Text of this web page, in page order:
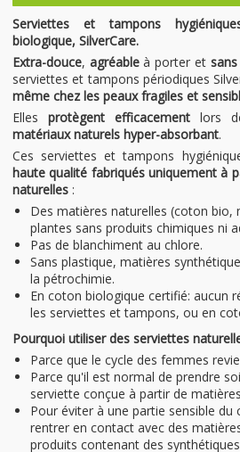
Serviettes et tampons
biologique, SilverCare.
Extra-douce, agréableà porter et
serviettes et tampons périodiques
même chez les peaux fragiles et
Elles protègent efficacement lors
matériaux naturels hyper-absorbant.
Ces serviettes et tampons
haute qualité fabriqués uniquement à
naturelles :
Des matières naturelles (coton bio,
plantes sans produits chimiques ni
Pas de blanchiment au chlore.
Sans plastique, matières
la pétrochimie.
En coton biologique certifié: aucun
les serviettes et tampons, ou en
Pourquoi utiliser des serviettes
Parce que le cycle des femmes
Parce qu'il est normal de prendre
serviette conçue à partir de
Pour éviter à une partie sensible du
rentrer en contact avec des
produits contenant des